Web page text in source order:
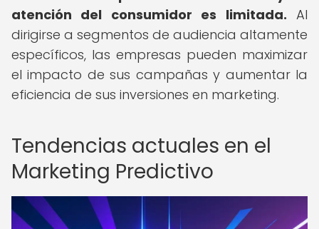
atención del consumidor es limitada. Al
dirigirse a segmentos de audiencia altamente
específicos, las empresas pueden maximizar
el impacto de sus campañas y aumentar la
eficiencia de sus inversiones en marketing.
Tendencias actuales en el
Marketing Predictivo